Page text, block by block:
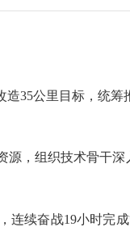
公里目标，统筹
组织技术骨干深
续奋战19小时完